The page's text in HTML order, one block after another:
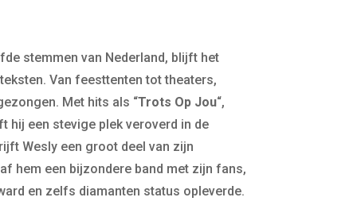
stemmen van Nederland, blijft het
Van feesttenten tot theaters,
Met hits als “Trots Op Jou“,
hij een stevige plek veroverd in de
Wesly een groot deel van zijn
hem een bijzondere band met zijn fans,
en zelfs diamanten status opleverde.